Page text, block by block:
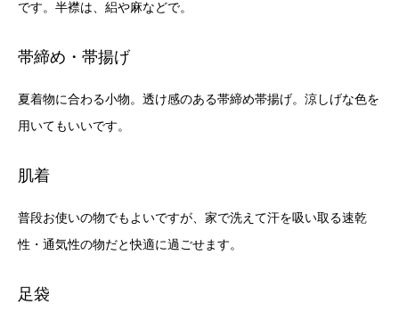
です。半襟は、絽や麻などで。
帯締め・帯揚げ
夏着物に合わる小物。透け感のある帯締め帯揚げ。涼しげな色を
用いてもいいです。
肌着
普段お使いの物でもよいですが、家で洗えて汗を吸い取る速乾
性・通気性の物だと快適に過ごせます。
足袋